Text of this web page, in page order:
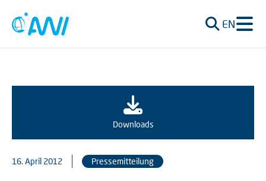
EN
Downloads
16. April 2012 Pressemitteilung